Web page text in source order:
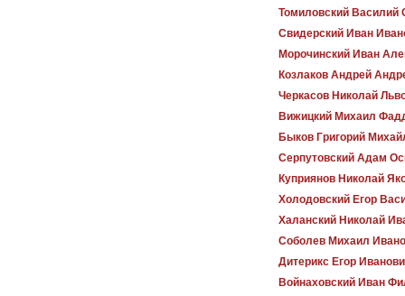
Томиловский Василий
Свидерский Иван
Морочинский Иван
Козлаков Андрей
Черкасов Николай
Вижицкий Михаил
Быков Григорий
Серпутовский Адам
Куприянов Николай
Холодовский Егор
Халанский Николай
Соболев Михаил
Дитерикс Егор
Войнаховский Иван